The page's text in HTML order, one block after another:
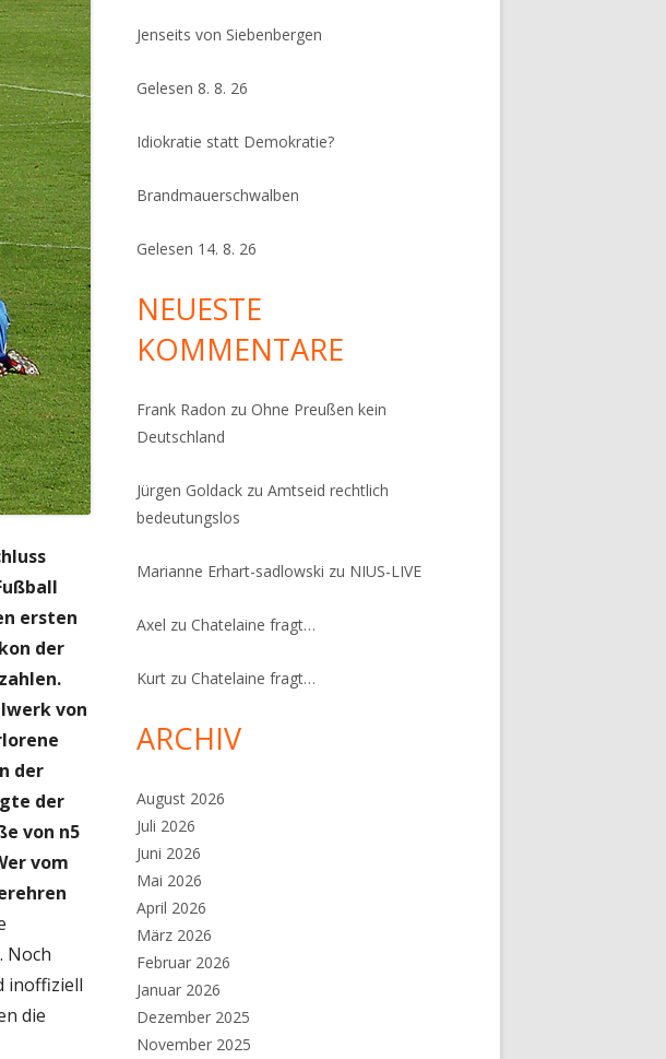
ersten
der
von
der
der
von n5
vom
Noch
inoffiziell
die
Jenseits von Siebenbergen
Gelesen 8. 8. 26
Idiokratie statt Demokratie?
Brandmauerschwalben
Gelesen 14. 8. 26
NEUESTE
KOMMENTARE
Frank Radon zuOhne Preußen kein
Deutschland
Jürgen Goldack zuAmtseid rechtlich
bedeutungslos
Marianne Erhart-sadlowski zu NIUS-LIVE
Axel zuChatelaine fragt…
Kurt zuChatelaine fragt…
ARCHIV
August 2026
Juli 2026
Juni 2026
Mai 2026
April 2026
März 2026
Februar 2026
Januar 2026
Dezember 2025
November 2025